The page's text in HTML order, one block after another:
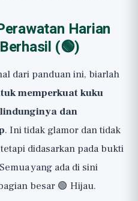
Harian
(🟢)
dari panduan ini, biarlah
memperkuat kuku
dan
. Ini tidak glamor dan tidak
didasarkan pada bukti
yang ada di sini
besar 🟢 Hijau.